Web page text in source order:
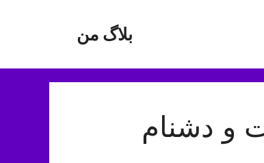
بلاگ من
و دشنام